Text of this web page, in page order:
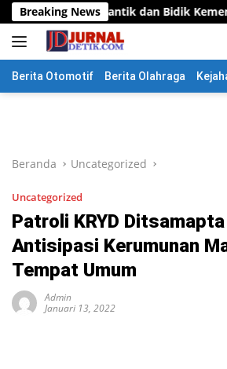
Langsung
ke
konten
Breaking News
dan Bidik Kemenangan Pemilu
Berita Otomotif Berita Olahraga
Beranda Uncategorized
Uncategorized
Patroli KRYD
Antisipasi Kerumunan
Tempat Umum
Admin
Januari 13, 2022